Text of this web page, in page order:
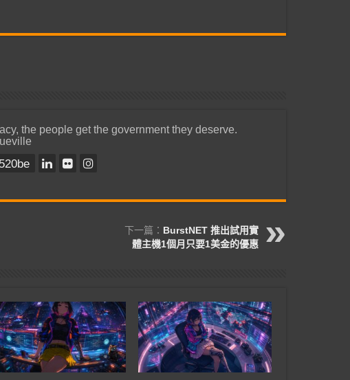
the people get the government they deserve.
下一篇： BurstNET 推出試用實
體主機1個月只要1美金的優惠